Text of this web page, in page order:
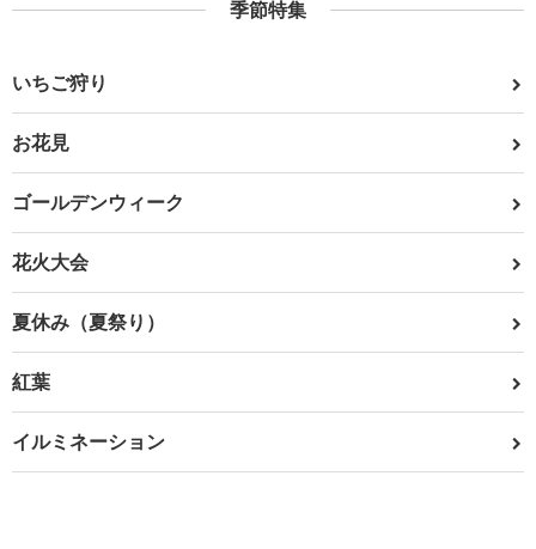
季節特集
いちご狩り
お花見
ゴールデンウィーク
花火大会
夏休み（夏祭り）
紅葉
イルミネーション